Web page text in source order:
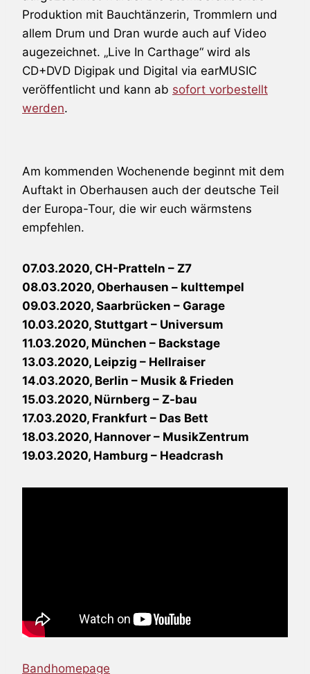
Produktion mit Bauchtänzerin, Trommlern und
allem Drum und Dran wurde auch auf Video
augezeichnet. „Live In Carthage“ wird als
CD+DVD Digipak und Digital via earMUSIC
veröffentlicht und kann ab sofort vorbestellt
werden.
Am kommenden Wochenende beginnt mit dem
Auftakt in Oberhausen auch der deutsche Teil
der Europa-Tour, die wir euch wärmstens
empfehlen.
07.03.2020, CH-Pratteln – Z7
08.03.2020, Oberhausen – kulttempel
09.03.2020, Saarbrücken – Garage
10.03.2020, Stuttgart – Universum
11.03.2020, München – Backstage
13.03.2020, Leipzig – Hellraiser
14.03.2020, Berlin – Musik & Frieden
15.03.2020, Nürnberg – Z-bau
17.03.2020, Frankfurt – Das Bett
18.03.2020, Hannover – MusikZentrum
19.03.2020, Hamburg – Headcrash
Bandhomepage